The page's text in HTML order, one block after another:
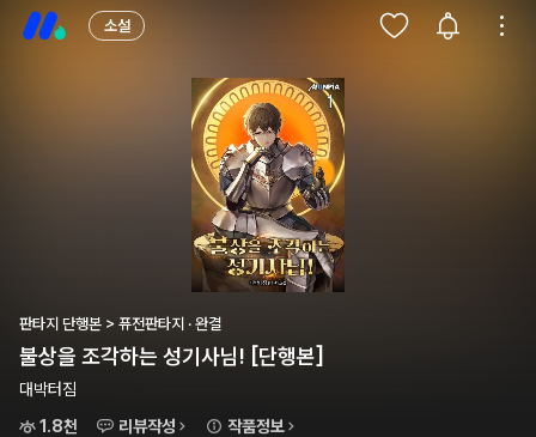
소설
판타지 단행본 > 퓨전판타지 · 완결
불상을 조각하는 성기사님! [단행본]
대박터짐
1.8천
리뷰작성 작품정보